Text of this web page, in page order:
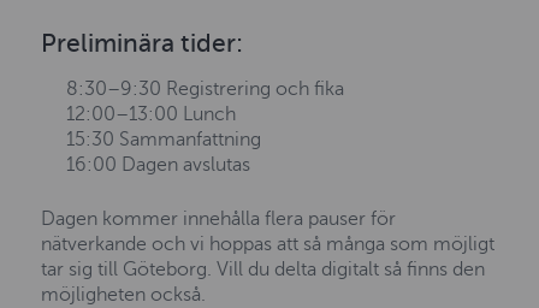
Preliminära tider:
8:30–9:30 Registrering och fika
12:00–13:00 Lunch
15:30 Sammanfattning
16:00 Dagen avslutas
Dagen kommer innehålla flera pauser för
nätverkande och vi hoppas att så många som möjligt
tar sig till Göteborg. Vill du delta digitalt så finns den
möjligheten också.